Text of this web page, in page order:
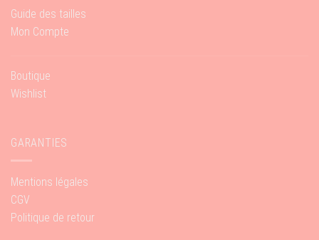
Guide des tailles
Mon Compte
Boutique
Wishlist
GARANTIES
Mentions légales
CGV
Politique de retour